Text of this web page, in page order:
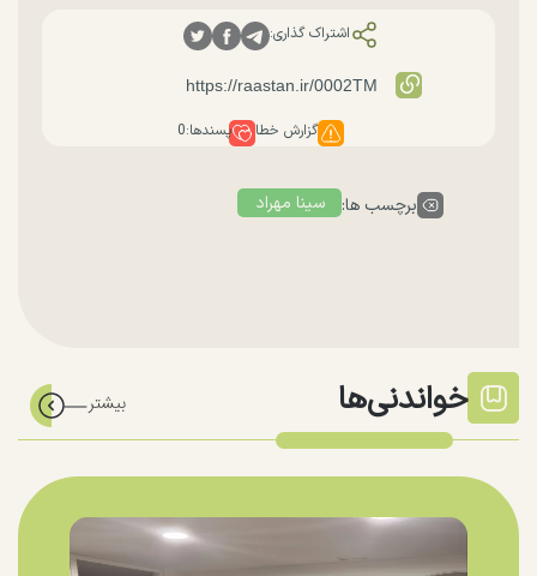
اشتراک گذاری:
گزارش خطا پسندها:0
برچسب ها: سینا مهراد
خواندنی‌ها